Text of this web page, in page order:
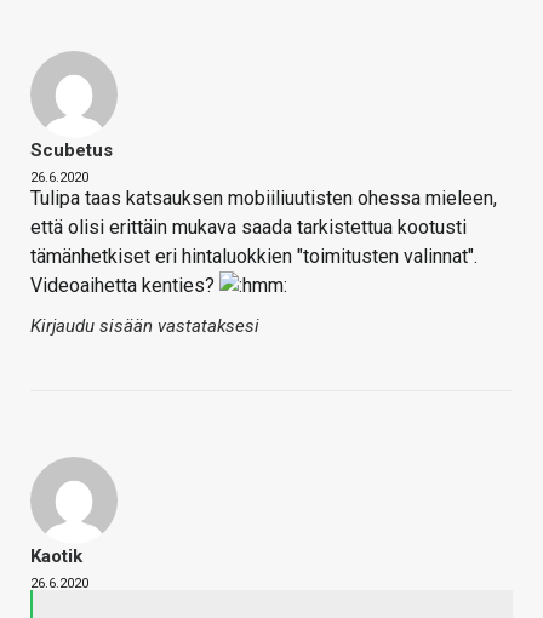
Scubetus
26.6.2020
Tulipa taas katsauksen mobiiliuutisten ohessa mieleen,
että olisi erittäin mukava saada tarkistettua kootusti
tämänhetkiset eri hintaluokkien "toimitusten valinnat".
Videoaihetta kenties?
Kirjaudu sisään vastataksesi
Kaotik
26.6.2020